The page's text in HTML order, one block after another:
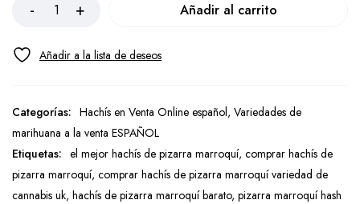
Añadir al carrito
Categorías: Hachís en Venta Online español, Variedades de
marihuana a la venta ESPAÑOL
Etiquetas: el mejor hachís de pizarra marroquí, comprar hachís de
pizarra marroquí, comprar hachís de pizarra marroquí variedad de
cannabis uk, hachís de pizarra marroquí barato, pizarra marroquí hash